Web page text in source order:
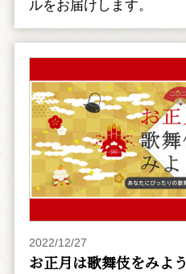
ルをお届けします。
2022/12/27
お正月は歌舞伎をみよう